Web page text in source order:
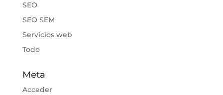
SEO
SEO SEM
Servicios web
Todo
Meta
Acceder